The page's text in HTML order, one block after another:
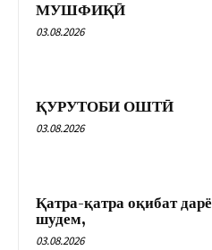
МУШФИҚӢ
03.08.2026
ҚУРУТОБИ ОШТӢ
03.08.2026
Қатра-қатра оқибат дарё
шудем,
03.08.2026